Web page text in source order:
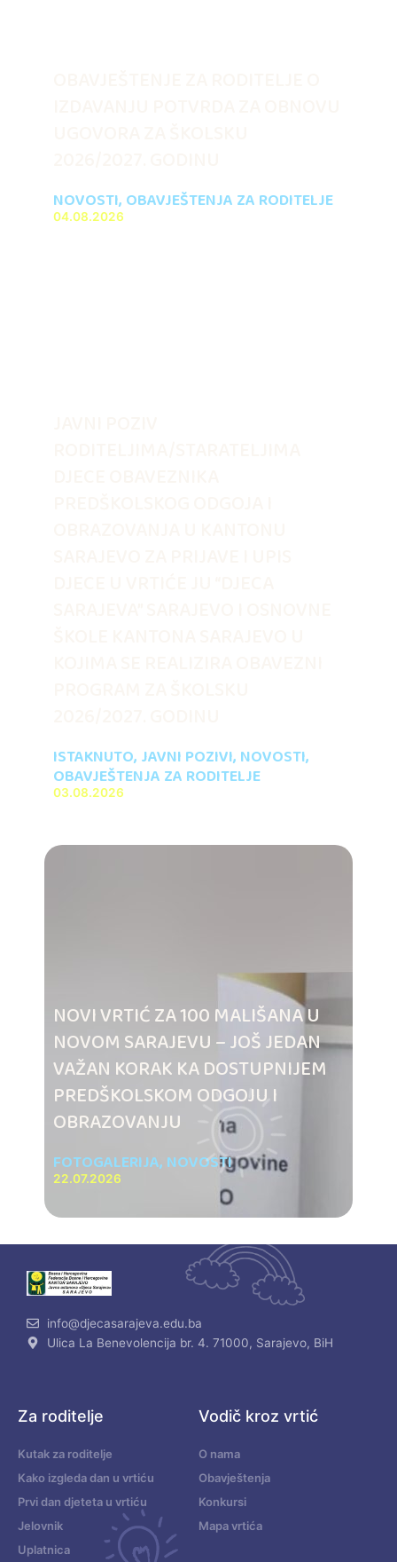
NOVOSTI, OBAVJEŠTENJA ZA RODITELJE
04.08.2026
ISTAKNUTO, JAVNI POZIVI, NOVOSTI,
OBAVJEŠTENJA ZA RODITELJE
03.08.2026
NOVI VRTIĆ ZA 100 MALIŠANA U
NOVOM SARAJEVU – JOŠ JEDAN
VAŽAN KORAK KA DOSTUPNIJEM
PREDŠKOLSKOM ODGOJU I
OBRAZOVANJU
FOTOGALERIJA, NOVOSTI
22.07.2026
info@djecasarajeva.edu.ba
Ulica La Benevolencija br. 4. 71000, Sarajevo, BiH
Za roditelje
Kutak za roditelje
Kako izgleda dan u vrtiću
Prvi dan djeteta u vrtiću
Jelovnik
Uplatnica
Vodič kroz vrtić
O nama
Obavještenja
Konkursi
Mapa vrtića